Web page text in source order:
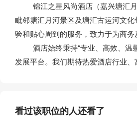
锦江之星风尚酒店（嘉兴塘汇月
毗邻塘汇月河景区及塘汇古运河文
验和贴心周到的服务，致力于为商
酒店始终秉持“专业、高效、温馨
发展平台。我们期待热爱酒店行业
看过该职位的人还看了